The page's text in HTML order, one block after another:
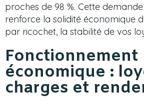
proches de 98 %. Cette
renforce la solidité économique
par ricochet, la stabilité de vos
Fonctionnement
économique :
charges et